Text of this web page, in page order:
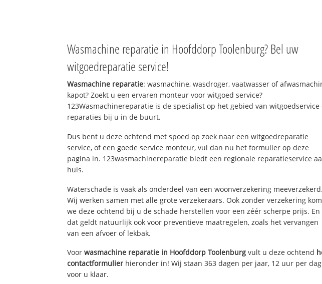
Wasmachine reparatie in Hoofddorp Toolenburg? Bel uw
witgoedreparatie service!
Wasmachine reparatie: wasmachine, wasdroger, vaatwasser of
kapot? Zoekt u een ervaren monteur voor witgoed service?
123Wasmachinereparatie is de specialist op het gebied van witgoedservice
reparaties bij u in de buurt.
Dus bent u deze ochtend met spoed op zoek naar een witgoedreparatie
service, of een goede service monteur, vul dan nu het formulier op deze
pagina in. 123wasmachinereparatie biedt een regionale reparatieservice
huis.
Waterschade is vaak als onderdeel van een woonverzekering meeverzekerd.
Wij werken samen met alle grote verzekeraars. Ook zonder verzekering
we deze ochtend bij u de schade herstellen voor een zéér scherpe prijs. En
dat geldt natuurlijk ook voor preventieve maatregelen, zoals het vervangen
van een afvoer of lekbak.
Voorwasmachine reparatie in Hoofddorp Toolenburg vult u deze ochtend
contactformulier hieronder in! Wij staan 363 dagen per jaar, 12 uur per dag
voor u klaar.